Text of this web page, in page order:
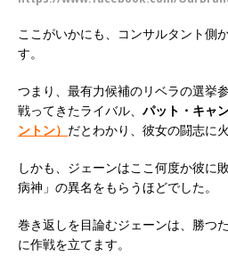
ここがいかにも、コンサルタント側
す。
つまり、最有力候補のリベラの選挙
戦ってきたライバル、 パット・キャ
ントン） だとわかり、彼女の闘志に
しかも、ジェーンはここ何度か彼に
病神」の異名をもらうほどでした。
巻き返しを目論むジェーンは、勝つ
に作戦を立てます。